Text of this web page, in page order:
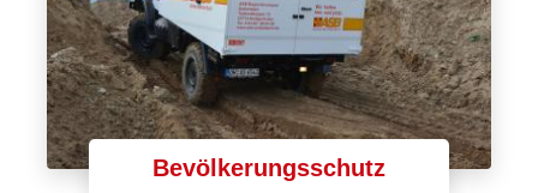
Bevölkerungsschutz